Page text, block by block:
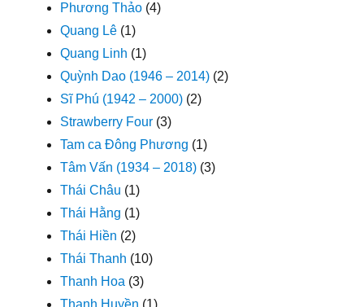
Phương Thảo (4)
Quang Lê (1)
Quang Linh (1)
Quỳnh Dao (1946 – 2014) (2)
Sĩ Phú (1942 – 2000) (2)
Strawberry Four (3)
Tam ca Đông Phương (1)
Tâm Vấn (1934 – 2018) (3)
Thái Châu (1)
Thái Hằng (1)
Thái Hiền (2)
Thái Thanh (10)
Thanh Hoa (3)
Thanh Huyền (1)